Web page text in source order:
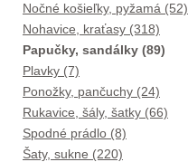
Nočné košieľky, pyžamá (52)
Nohavice, kraťasy (318)
Papučky, sandálky (89)
Plavky (7)
Ponožky, pančuchy (24)
Rukavice, šály, šatky (66)
Spodné prádlo (8)
Šaty, sukne (220)